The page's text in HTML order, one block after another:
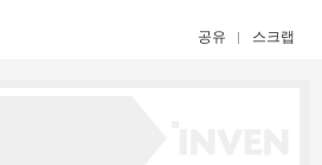
공유 스크랩